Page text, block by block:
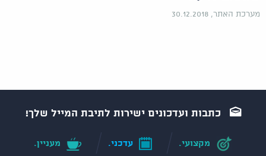
מערכת האתר, 30.12.2018
כתבות ועדכונים ישירות לתיבת המייל שלך!
מקצועי. עדכני. מעניין.